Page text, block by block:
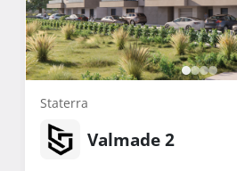
Staterra
Valmade 2